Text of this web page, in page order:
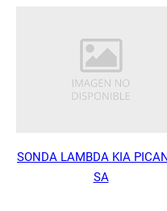
SONDA LAMBDA KIA
SA